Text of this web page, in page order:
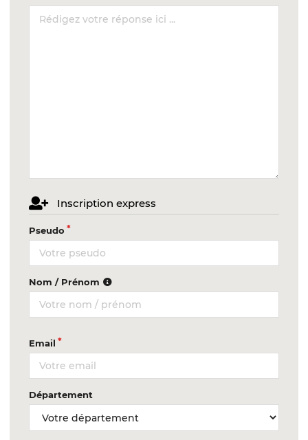
Inscription express
Pseudo
Nom / Prénom
Email
Département